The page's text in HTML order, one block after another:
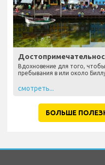
Вдохновение для того,
пребывания в или около
смотреть...
БОЛЬШЕ